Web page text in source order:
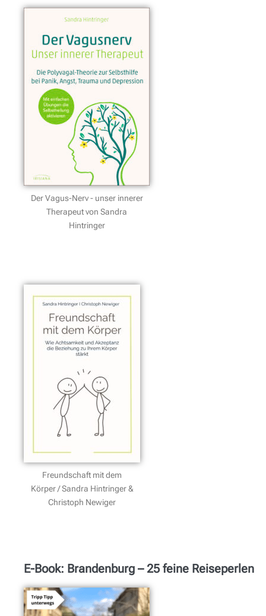
Der Vagus-Nerv - unser innerer
Therapeut von Sandra
Hintringer
Freundschaft mit dem
Körper / Sandra Hintringer &
Christoph Newiger
E-Book: Brandenburg – 25 feine Reiseperlen